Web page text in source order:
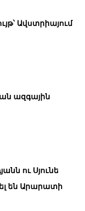
Ավստրիայում
ազգային
ու Սյունե
են Արարատի